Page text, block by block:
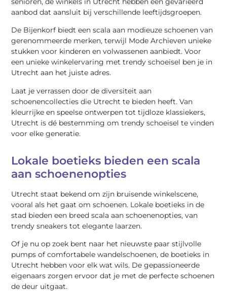
aanbod dat aansluit bij verschillende leeftijdsgroepen.
De Bijenkorf biedt een scala aan modieuze schoenen van
gerenommeerde merken, terwijl Mode Archieven unieke
stukken voor kinderen en volwassenen aanbiedt. Voor
een unieke winkelervaring met trendy schoeisel ben je in
Utrecht aan het juiste adres.
Laat je verrassen door de diversiteit aan
schoenencollecties die Utrecht te bieden heeft. Van
kleurrijke en speelse ontwerpen tot tijdloze klassiekers,
Utrecht is dé bestemming om trendy schoeisel te vinden
voor elke generatie.
Lokale boetieks bieden een scala
aan schoenenopties
Utrecht staat bekend om zijn bruisende winkelscene,
vooral als het gaat om schoenen. Lokale boetieks in de
stad bieden een breed scala aan schoenenopties, van
trendy sneakers tot elegante laarzen.
Of je nu op zoek bent naar het nieuwste paar stijlvolle
pumps of comfortabele wandelschoenen, de boetieks in
Utrecht hebben voor elk wat wils. De gepassioneerde
eigenaars zorgen ervoor dat je met de perfecte schoenen
de deur uitgaat.